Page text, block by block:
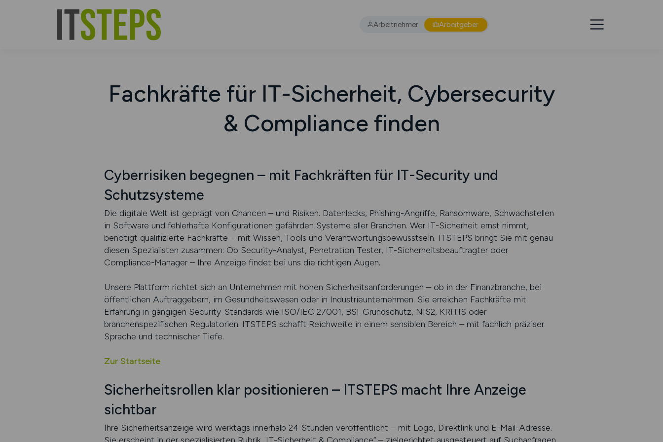
Arbeitnehmer Arbeitgeber
Fachkräfte für IT-Sicherheit, Cybersecurity
& Compliance finden
Cyberrisiken begegnen – mit Fachkräften für IT-Security und
Schutzsysteme
Die digitale Welt ist geprägt von Chancen – und Risiken. Datenlecks, Phishing-Angriffe, Ransomware, Schwachstellen
in Software und fehlerhafte Konfigurationen gefährden Systeme aller Branchen. Wer IT-Sicherheit ernst nimmt,
benötigt qualifizierte Fachkräfte – mit Wissen, Tools und Verantwortungsbewusstsein. ITSTEPS bringt Sie mit genau
diesen Spezialisten zusammen: Ob Security-Analyst, Penetration Tester, IT-Sicherheitsbeauftragter oder
Compliance-Manager – Ihre Anzeige findet bei uns die richtigen Augen.
Unsere Plattform richtet sich an Unternehmen mit hohen Sicherheitsanforderungen – ob in der Finanzbranche, bei
öffentlichen Auftraggebern, im Gesundheitswesen oder in Industrieunternehmen. Sie erreichen Fachkräfte mit
Erfahrung in gängigen Security-Standards wie ISO/IEC 27001, BSI-Grundschutz, NIS2, KRITIS oder
branchenspezifischen Regulatorien. ITSTEPS schafft Reichweite in einem sensiblen Bereich – mit fachlich präziser
Sprache und technischer Tiefe.
Zur Startseite
Sicherheitsrollen klar positionieren – ITSTEPS macht Ihre Anzeige
sichtbar
Ihre Sicherheitsanzeige wird werktags innerhalb 24 Stunden veröffentlicht – mit Logo, Direktlink und E-Mail-Adresse.